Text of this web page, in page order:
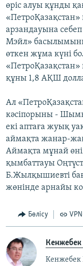
өріс алуы құнды
арзандауына
Мэйл»
өткен жұма күні
құны 1,8 АҚШ
Ал
кәсіпорыны -
екі аптаға жуық
аймақта жанар-
Аймақта мұнай
қымбаттауы
Б.Жылқышиевті
жөнінде арнайы
Бөлісу
Кенжебек